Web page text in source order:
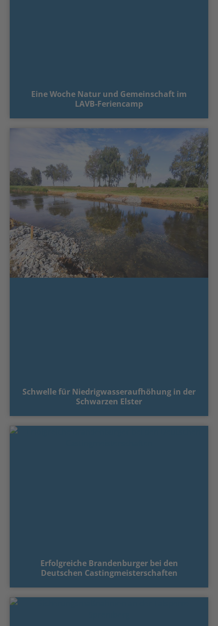
Eine Woche Natur und Gemeinschaft im
LAVB-Feriencamp
Schwelle für Niedrigwasseraufhöhung in der
Schwarzen Elster
Erfolgreiche Brandenburger bei den
Deutschen Castingmeisterschaften